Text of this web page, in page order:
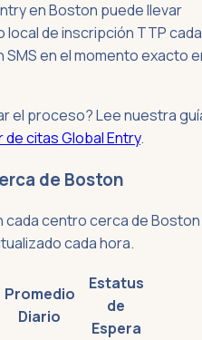
en Boston puede llevar
de inscripción TTP cada
en el momento exacto
el proceso? Lee nuestra
de citas Global Entry.
de Boston
cada centro cerca de Boston
cada hora.
Promedio
Diario
Estatus
de
Espera